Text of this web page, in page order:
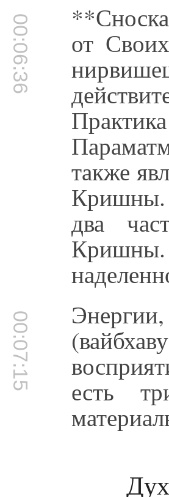
00:06:36 от
также
Кришны.
два
Кришны.
00:07:15 Энергии,
есть